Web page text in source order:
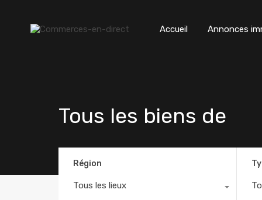
Accueil Annonces
Tous les biens de
Région
Tous les lieux